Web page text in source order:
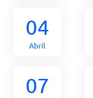
04
Abril
07